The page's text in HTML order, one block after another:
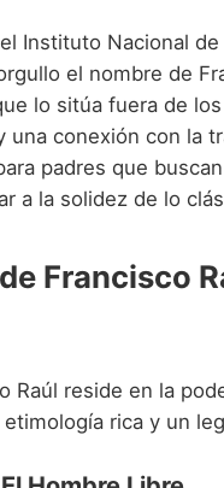
Instituto Nacional de
el nombre de
lo sitúa fuera de
conexión con la
padres que
a la solidez de lo
Francisco
Raúl reside en la
rica y un